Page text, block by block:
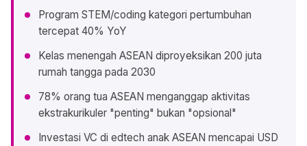
Program STEM/coding kategori pertumbuhan
tercepat 40% YoY
Kelas menengah ASEAN diproyeksikan 200 juta
rumah tangga pada 2030
78% orang tua ASEAN menganggap aktivitas
ekstrakurikuler "penting" bukan "opsional"
Investasi VC di edtech anak ASEAN mencapai USD